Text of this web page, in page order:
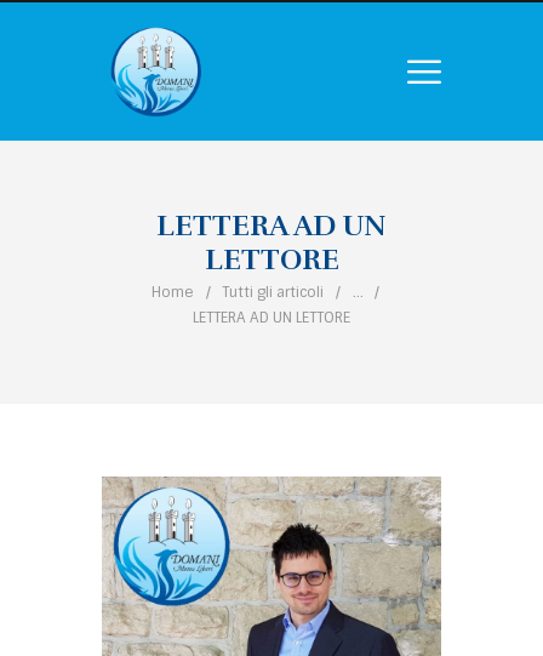
LETTERA AD UN
LETTORE
Home Tutti gli articoli
...
LETTERA AD UN LETTORE